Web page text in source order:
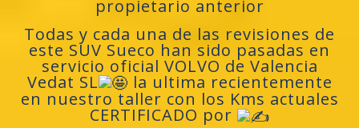
propietario anterior
Todas y cada una de las revisiones de
este SUV Sueco han sido pasadas en
servicio oficial VOLVO de Valencia
Vedat SL
la ultima recientemente
en nuestro taller con los Kms actuales
CERTIFICADO por